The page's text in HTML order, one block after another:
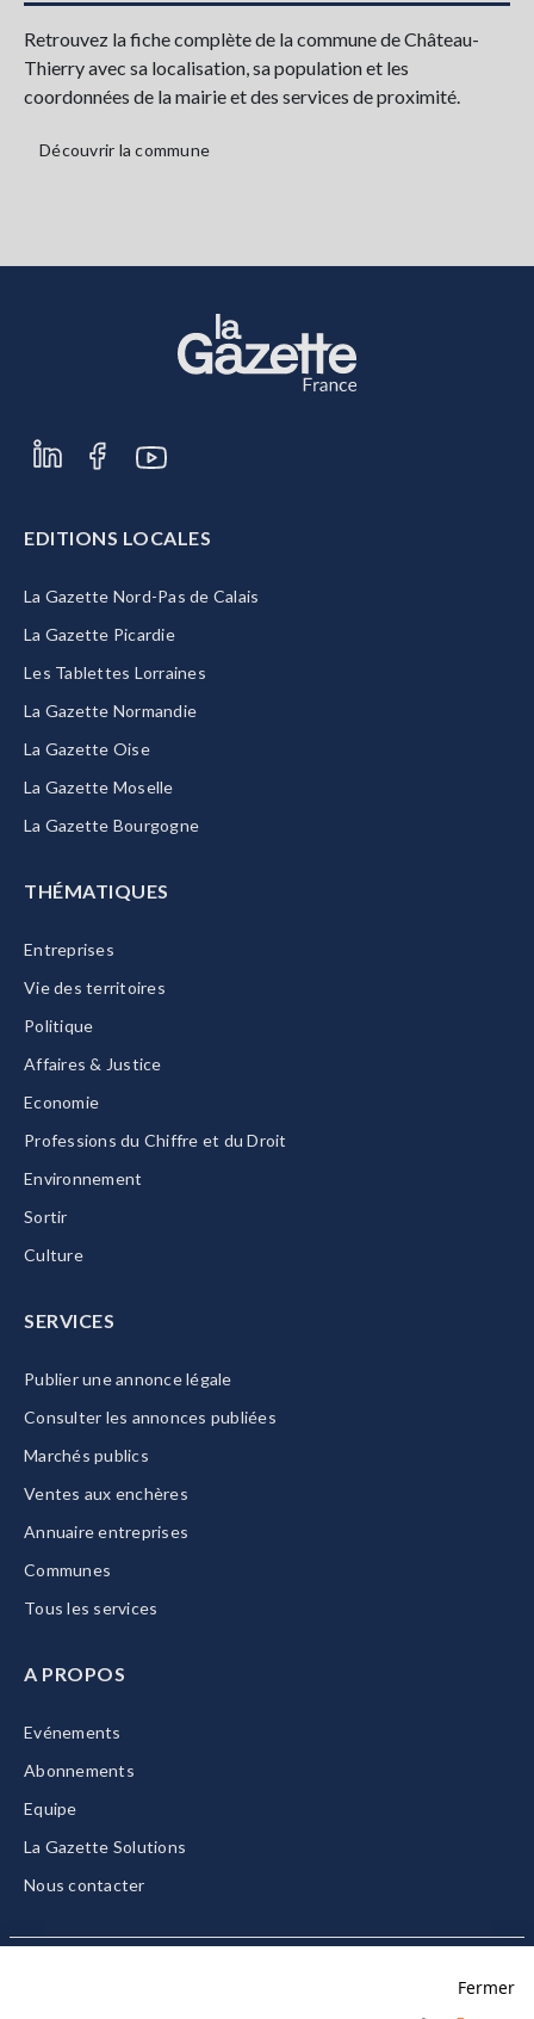
Retrouvez la fiche complète de la commune de Château-
Thierry avec sa localisation, sa population et les
coordonnées de la mairie et des services de proximité.
Découvrir la commune
EDITIONS LOCALES
La Gazette Nord-Pas de Calais
La Gazette Picardie
Les Tablettes Lorraines
La Gazette Normandie
La Gazette Oise
La Gazette Moselle
La Gazette Bourgogne
THÉMATIQUES
Entreprises
Vie des territoires
Politique
Affaires & Justice
Economie
Professions du Chiffre et du Droit
Environnement
Sortir
Culture
SERVICES
Publier une annonce légale
Consulter les annonces publiées
Marchés publics
Ventes aux enchères
Annuaire entreprises
Communes
Tous les services
A PROPOS
Evénements
Abonnements
Equipe
La Gazette Solutions
Nous contacter
Fermer